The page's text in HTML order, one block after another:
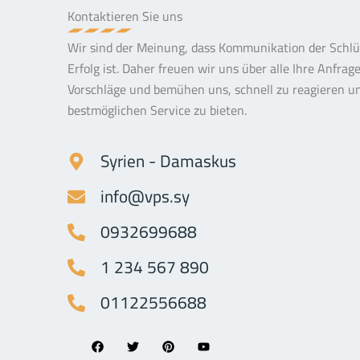
Kontaktieren Sie uns
Wir sind der Meinung, dass Kommunikation der
Erfolg ist. Daher freuen wir uns über alle Ihre
Vorschläge und bemühen uns, schnell zu reagieren
bestmöglichen Service zu bieten.
Syrien - Damaskus
info@vps.sy
0932699688
1 234 567 890
01122556688
F
a
T
w
P
i
Y
o